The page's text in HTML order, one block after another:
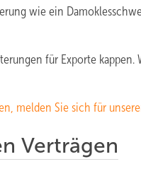
wie ein
für Exporte
melden Sie sich für
Verträgen